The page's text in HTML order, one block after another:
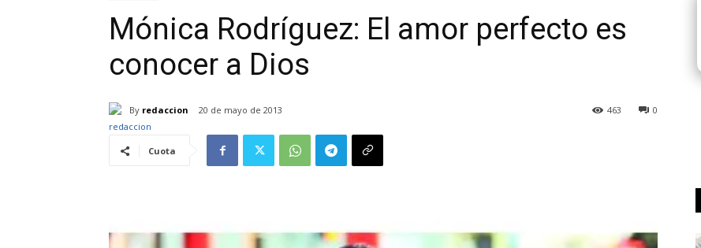
Mónica Rodríguez: El amor perfecto es
conocer a Dios
By redaccion 20 de mayo de 2013 0
463
Cuota